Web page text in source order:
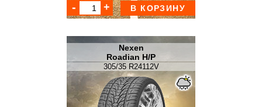
В КОРЗИНУ
Nexen
Roadian H/P
305/35 R24112V